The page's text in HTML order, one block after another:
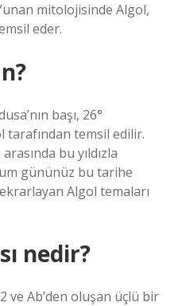
mitolojisinde Algol,
eder.
başı, 26°
tarafından temsil edilir.
bu yıldızla
gününüz bu tarihe
Algol temaları
nedir?
ve Ab’den oluşan üçlü bir